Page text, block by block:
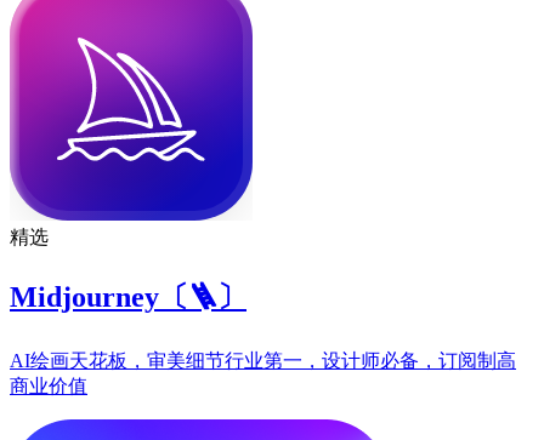
精选
Midjourney〔🪜〕
AI绘画天花板，审美细节行业第一，设计师必备，订阅制高
商业价值